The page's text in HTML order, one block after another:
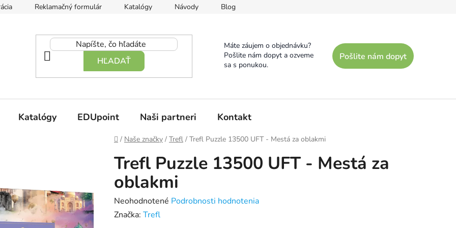
Reklamačný formulár Katalógy Návody Blog
HĽADAŤ
Máte záujem o objednávku?
Pošlite nám dopyt a ozveme
sa s ponukou.
Pošlite nám dopyt
Katalógy EDUpoint Naši partneri Kontakt
Domov
/ Naše značky / Trefl / Trefl Puzzle 13500 UFT - Mestá za oblakmi
Trefl Puzzle 13500 UFT - Mestá za
oblakmi
Priemerné
hodnotenie
Neohodnotené Podrobnosti hodnotenia
Značka: Trefl